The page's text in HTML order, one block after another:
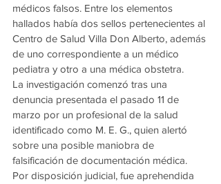
médicos falsos. Entre los elementos
hallados había dos sellos pertenecientes al
Centro de Salud Villa Don Alberto, además
de uno correspondiente a un médico
pediatra y otro a una médica obstetra.
La investigación comenzó tras una
denuncia presentada el pasado 11 de
marzo por un profesional de la salud
identificado como M. E. G., quien alertó
sobre una posible maniobra de
falsificación de documentación médica.
Por disposición judicial, fue aprehendida